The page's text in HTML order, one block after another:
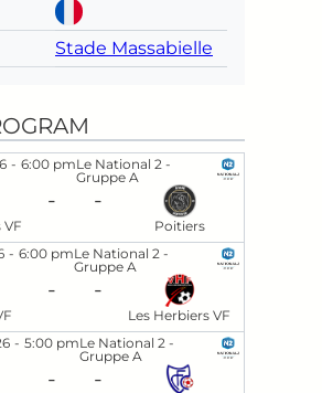
Stade Massabielle
Le National 2 -
Gruppe A
- 6:00 pm
VF
- -
Poitiers
Le National 2 -
Gruppe A
- 6:00 pm
- -
Les Herbiers VF
Le National 2 -
Gruppe A
- 5:00 pm
- -